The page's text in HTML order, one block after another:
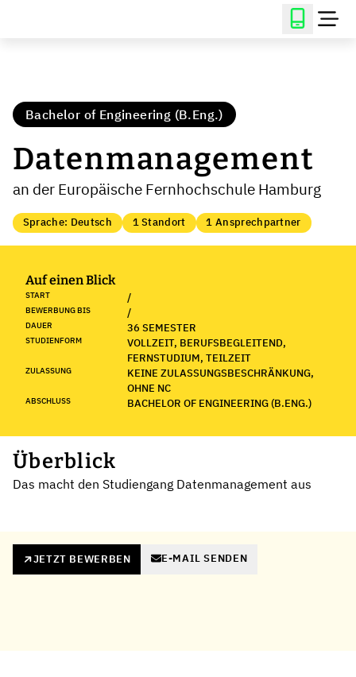
Bachelor of Engineering (B.Eng.)
Datenmanagement
an der Europäische Fernhochschule Hamburg
Sprache: Deutsch 1 Standort 1 Ansprechpartner
Auf einen Blick
START /
BEWERBUNG BIS /
DAUER 36 SEMESTER
STUDIENFORM
VOLLZEIT, BERUFSBEGLEITEND,
FERNSTUDIUM, TEILZEIT
ZULASSUNG
KEINE ZULASSUNGSBESCHRÄNKUNG,
OHNE NC
ABSCHLUSS BACHELOR OF ENGINEERING (B.ENG.)
Überblick
Das macht den Studiengang Datenmanagement aus
JETZT BEWERBEN E-MAIL SENDEN